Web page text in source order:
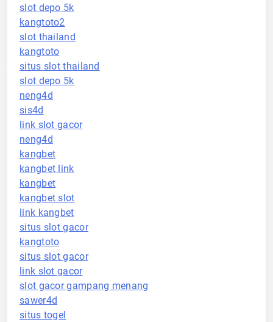
slot depo 5k
kangtoto2
slot thailand
kangtoto
situs slot thailand
slot depo 5k
neng4d
sis4d
link slot gacor
neng4d
kangbet
kangbet link
kangbet
kangbet slot
link kangbet
situs slot gacor
kangtoto
situs slot gacor
link slot gacor
slot gacor gampang menang
sawer4d
situs togel